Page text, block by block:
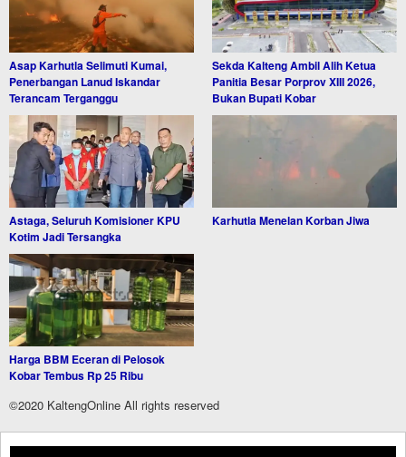
Asap Karhutla Selimuti Kumai,
Penerbangan Lanud Iskandar
Terancam Terganggu
Sekda Kalteng Ambil Alih Ketua
Panitia Besar Porprov XIII 2026,
Bukan Bupati Kobar
Astaga, Seluruh Komisioner KPU
Kotim Jadi Tersangka
Karhutla Menelan Korban Jiwa
Harga BBM Eceran di Pelosok
Kobar Tembus Rp 25 Ribu
©2020 KaltengOnline All rights reserved